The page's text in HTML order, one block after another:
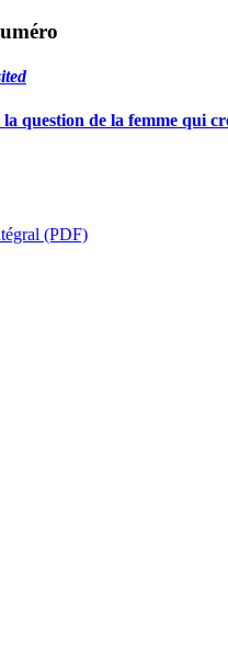
question de la femme qui
(PDF)